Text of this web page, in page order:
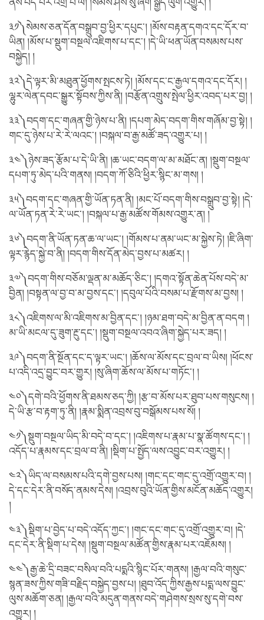
ནས་བདེ་བར་འགྲོ་བ་ལ། །སེམས་ཤེས་སུ་ཞིག་སྒྱིད་ལུག་འགྱུར། །
༣༡༽སེམས་ཅན་དོན་བསྒྲུབ་བྱ་ཕྱིར་དཔུང་། །མོས་བརྟན་དགའ་དང་དོར་བ་
ཡིན། །མོས་པ་སྡུག་བསྔལ་འཇིགས་པ་དང་། །དེ་ཡི་ཕན་ཡོན་བསམས་པས་
བསྐྱེད། །
༣༢༽དེ་ལྟར་མི་མཐུན་ཕྱོགས་སྤངས་ཏེ། །མོས་དང་ང་རྒྱལ་དགའ་དང་དོར། །
ལྷུར་ལེན་དབང་སྒྱུར་སྟོབས་ཀྱིས་ནི། །བརྩོན་འགྲུས་སྤེལ་ཕྱིར་འབད་པར་བྱ། །
༣༣༽བདག་དང་གཞན་གྱི་ཉེས་པ་ནི། །དཔག་མེད་བདག་གིས་གཞོམ་བྱ་སྟེ། །
གང་དུ་ཉེས་པ་རེ་རེ་ལའང་། །བསྐལ་བ་རྒྱ་མཚོ་ཟད་འགྱུར་པ། །
༣༤༽ཉེས་ཟད་རྩོམ་པ་དེ་ཡི་ནི། །ཆ་ཡང་བདག་ལ་མ་མཐོང་ན། །སྡུག་བསྔལ་
དཔག་ཏུ་མེད་པའི་གནས། །བདག་ཀོ་ཅིའི་ཕྱིར་སྙིང་མ་གས། །
༣༥༽བདག་དང་གཞན་གྱི་ཡོན་ཏན་ནི། །མང་པོ་བདག་གིས་བསྒྲུབ་བྱ་སྟེ། །དེ་
ལ་ཡོན་ཏན་རེ་རེ་ཡང་། །བསྐལ་པ་རྒྱ་མཚོས་གོམས་འགྱུར་ན། །
༣༦༽བདག་ནི་ཡོན་ཏན་ཆ་ལ་ཡང་། །གོམས་པ་ནམ་ཡང་མ་སྐྱེས་ཏེ། །ཇི་ཞིག་
ལྟར་རྙེད་སྐྱེ་བ་ནི། །བདག་གིས་དོན་མེད་བྱས་པ་མཚར། །
༣༧༽བདག་གིས་བཅོམ་ལྡན་མ་མཆོད་ཅིང་། །དགའ་སྟོན་ཆེན་པོས་བདེ་མ་
བྱིན། །བསྟན་ལ་བྱ་བ་མ་བྱས་དང་། །དབུལ་པོའི་བསམ་པ་རྫོགས་མ་བྱས། །
༣༨༽འཇིགས་ལ་མི་འཇིགས་མ་བྱིན་དང་། །ཉམ་ཐག་བདེ་མ་བྱིན་ན་བདག །
མ་ཡི་མངལ་དུ་ཟུག་རྔུ་དང་། །སྡུག་བསྔལ་འབའ་ཞིག་སྐྱེད་པར་ཟད། །
༣༩༽བདག་ནི་སྔོན་དང་ད་ལྟར་ཡང་། །ཆོས་ལ་མོས་དང་བྲལ་བ་ཡིས། །ཕོངས་
པ་འདི་འདྲ་བྱུང་བར་གྱུར། །སུ་ཞིག་ཆོས་ལ་མོས་པ་གཏོང་། །
༤༠༽དགེ་བའི་ཕྱོགས་ནི་ཐམས་ཅད་ཀྱི། །རྩ་བ་མོས་པར་ཐུབ་པས་གསུངས། །
དེ་ཡི་རྩ་བ་རྟག་ཏུ་ནི། །རྣམ་སྨིན་འབྲས་བུ་བསྒོམས་པས་སོ། །
༤༡༽སྡུག་བསྔལ་ཡིད་མི་བདེ་བ་དང་། །འཇིགས་པ་རྣམ་པ་སྣ་ཚོགས་དང་། །
འདོད་པ་རྣམས་དང་བྲལ་བ་ནི། །སྡིག་པ་སྤྱོད་ལས་འབྱུང་བར་འགྱུར། །
༤༢༽ཡིད་ལ་བསམས་པའི་དགེ་བྱས་པས། །གང་དང་གང་དུ་འགྲོ་འགྱུར་བ། །
དེ་དང་དེར་ནི་བསོད་ནམས་དེས། །འབྲས་བུའི་ཡོན་གྱིས་མངོན་མཆོད་འགྱུར།
།
༤༣༽སྡིག་པ་བྱེད་པ་བདེ་འདོད་ཀྱང་། །གང་དང་གང་དུ་འགྲོ་འགྱུར་བ། །དེ་
དང་དེར་ནི་སྡིག་པ་དེས། །སྡུག་བསྔལ་མཚོན་གྱིས་རྣམ་པར་འཇོམས། །
༤༤༽རྒྱ་ཆེ་དྲི་བཟང་བསིལ་བའི་པདྨའི་སྙིང་པོར་གནས། །རྒྱལ་བའི་གསུང་
སྙན་ཟས་ཀྱིས་གཟི་བརྗིད་བསྐྱེད་བྱས་པ། །ཐུབ་འོད་ཀྱིས་རྒྱས་པདྨ་ལས་བྱུང་
ལུས་མཆོག་ཅན། །རྒྱལ་བའི་མདུན་གནས་བདེ་གཤེགས་སྲས་སུ་དགེ་བས་
འགྱུར། །